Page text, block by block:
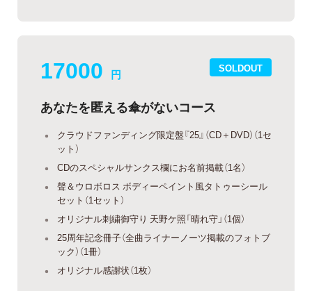
SOLDOUT
17000 円
あなたを匿える傘がないコース
クラウドファンディング限定盤『25』（CD＋DVD）（1セ
ット）
CDのスペシャルサンクス欄にお名前掲載（1名）
聲＆ウロボロス ボディーペイント風タトゥーシール
セット（1セット）
オリジナル刺繍御守り 天野ケ照「晴れ守」（1個）
25周年記念冊子（全曲ライナーノーツ掲載のフォトブ
ック）（1冊）
オリジナル感謝状（1枚）